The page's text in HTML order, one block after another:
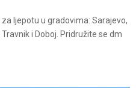
ljepotu u gradovima: Sarajevo,
i Doboj. Pridružite se dm